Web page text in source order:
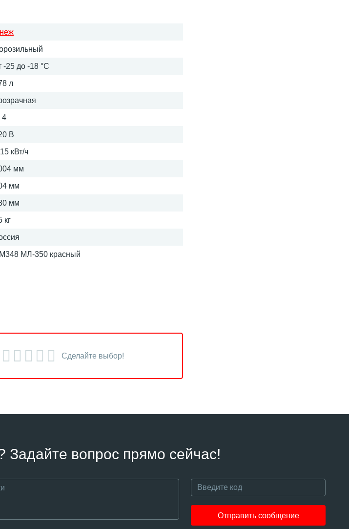
-25 до -18 °С
л
4
В
кВт/ч
мм
мм
мм
кг
МЛ-350 красный
Сделайте выбор!
Задайте вопрос прямо сейчас!
Отправить сообщение